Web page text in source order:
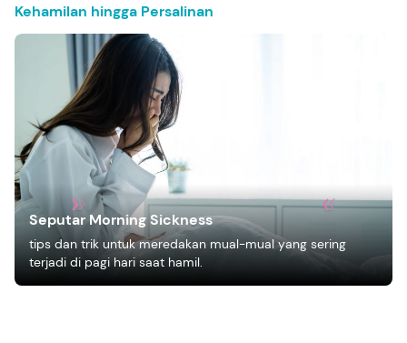
Kehamilan hingga Persalinan
Seputar Morning Sickness
tips dan trik untuk meredakan mual-mual yang sering
terjadi di pagi hari saat hamil.